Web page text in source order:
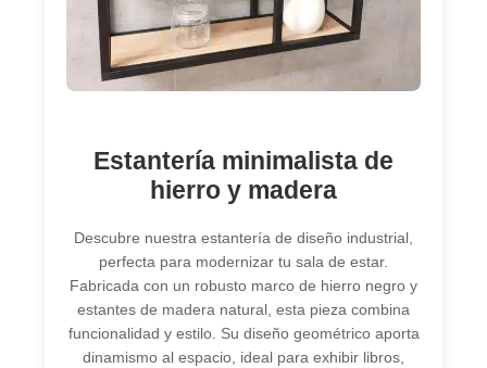
Estantería minimalista de
hierro y madera
Descubre nuestra estantería de diseño industrial,
perfecta para modernizar tu sala de estar.
Fabricada con un robusto marco de hierro negro y
estantes de madera natural, esta pieza combina
funcionalidad y estilo. Su diseño geométrico aporta
dinamismo al espacio, ideal para exhibir libros,